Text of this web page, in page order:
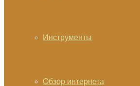
Инструменты
Обзор интернета